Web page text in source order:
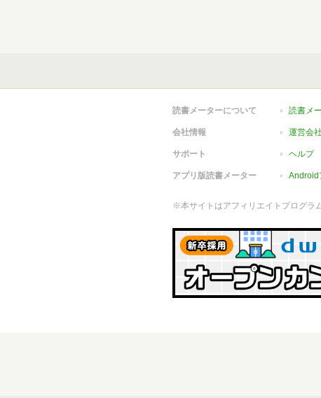
読書メーターについて 読書メ
会社情報 運営会社
サポート ヘルプ
アプリ版読書メーター Android
※本サイトはアフィリエイトプログラ